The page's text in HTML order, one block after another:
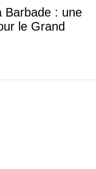
Barbade : une
le Grand